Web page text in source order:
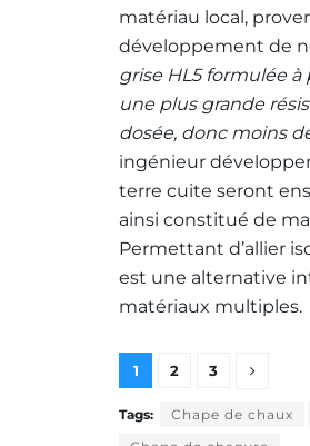
matériau local,
développement de
grise HL5 formulée à
une plus grande
dosée, donc moins
ingénieur
terre cuite seront
ainsi constitué de
Permettant d’allier
est une alternative
matériaux multiples.
1 2 3
Tags: Chape de chaux